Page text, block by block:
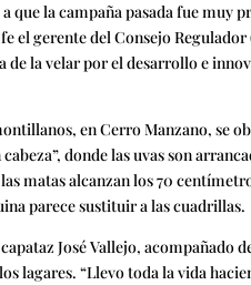
que la campaña pasada fue muy
el gerente del Consejo
de la velar por el desarrollo e
en Cerro Manzano, se
donde las uvas son
las matas alcanzan los 70
parece sustituir a las cuadrillas.
José Vallejo, acompañado
lagares. “Llevo toda la vida